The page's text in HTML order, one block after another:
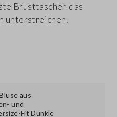
Brusttaschen das
unterstreichen.